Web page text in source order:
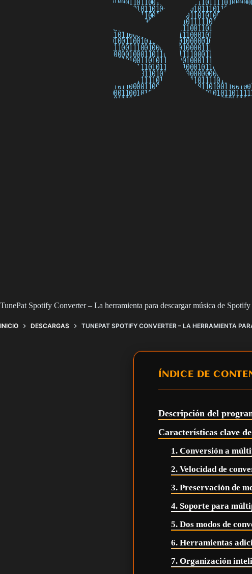
TunePat Spotify Converter – La herramienta para descargar música de
INICIO DESCARGAS TUNEPAT SPOTIFY CONVERTER – LA HERRAMIENTA
ÍNDICE DE
Descripción del
Características clave
1. Conversión a
2. Velocidad de
3. Preservación de
4. Soporte para
5. Dos modos de
6. Herramientas
7. Organización